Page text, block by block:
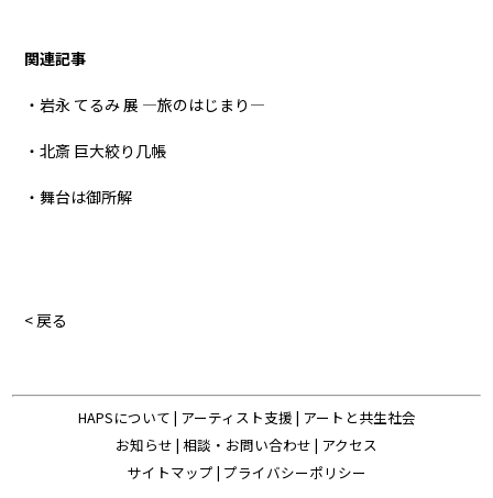
関連記事
・岩永 てるみ 展 ―旅のはじまり―
・北斎 巨大絞り几帳
・舞台は御所解
< 戻る
HAPSについて | アーティスト支援 | アートと共生社会
お知らせ | 相談・お問い合わせ | アクセス
サイトマップ | プライバシーポリシー